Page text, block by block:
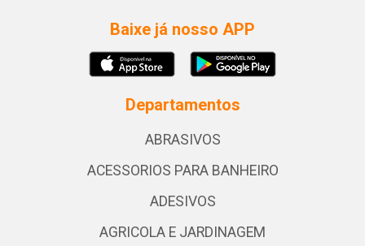
Baixe já nosso APP
Departamentos
ABRASIVOS
ACESSORIOS PARA BANHEIRO
ADESIVOS
AGRICOLA E JARDINAGEM